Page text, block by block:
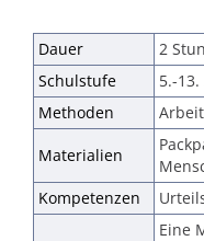
Dauer
2
Schulstufe
5.-
Methoden
Materialien
Kompetenzen
Eine